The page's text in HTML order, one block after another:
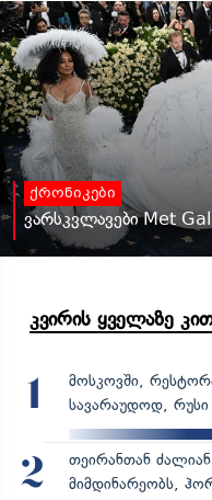
ქრონიკები
ვარსკვლავები Met
კვირის ყველაზე
1
მოსკოვში,
სავარაუდოდ,
2
თეირანთან
მიმდინარეობს,